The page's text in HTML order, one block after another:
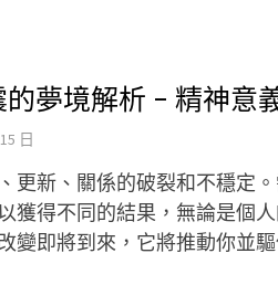
的夢境解析 – 精神意
日
更新、關係的破裂和不穩定
獲得不同的結果，無論是個
變即將到來，它將推動你並